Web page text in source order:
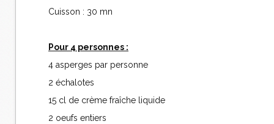
Cuisson : 30 mn
Pour 4 personnes :
4 asperges par personne
2 échalotes
15 cl de crème fraîche liquide
2 oeufs entiers